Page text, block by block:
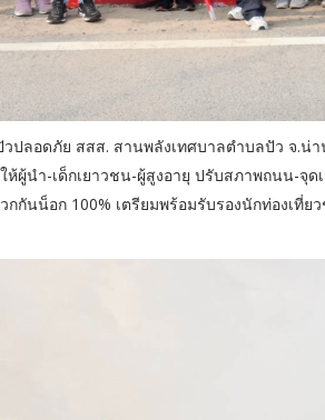
วปลอดภัย สสส. สานพลังเทศบาลตำบลปัว จ.
ผู้นำ-เด็กเยาวชน-ผู้สูงอายุ ปรับสภาพถนน-จุ
กันน็อก 100% เตรียมพร้อมรับรองนักท่องเที่ยว